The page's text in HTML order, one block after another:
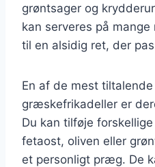
grøntsager og
kan serveres på
til en alsidig ret, der
En af de mest
græskefrikadeller er
Du kan tilføje
fetaost, oliven eller
et personligt præg. De